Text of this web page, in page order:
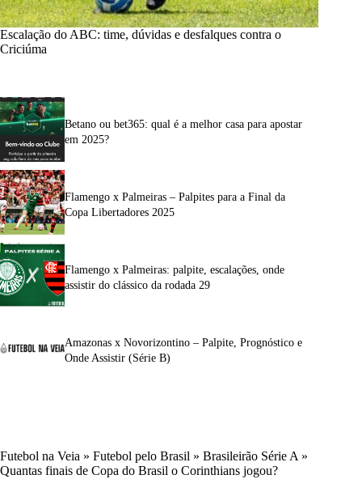
Escalação do ABC: time, dúvidas e desfalques contra o
Criciúma
Betano ou bet365: qual é a melhor casa para apostar
em 2025?
Flamengo x Palmeiras – Palpites para a Final da
Copa Libertadores 2025
Flamengo x Palmeiras: palpite, escalações, onde
assistir do clássico da rodada 29
Amazonas x Novorizontino – Palpite, Prognóstico e
Onde Assistir (Série B)
Futebol na Veia » Futebol pelo Brasil » Brasileirão Série A»
Quantas finais de Copa do Brasil o Corinthians jogou?